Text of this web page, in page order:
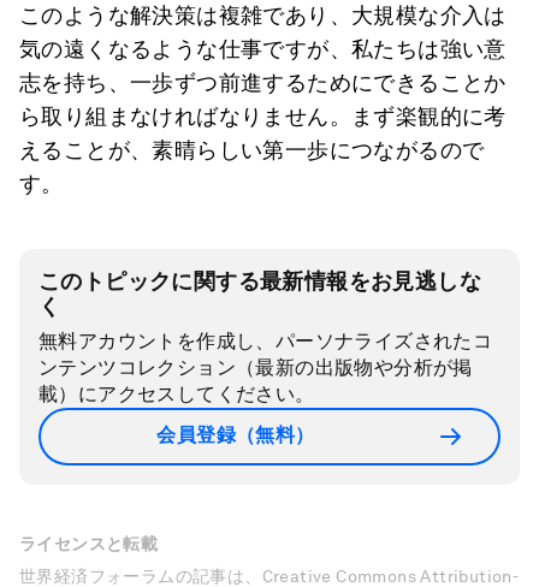
このような解決策は複雑であり、大規模な介入は
気の遠くなるような仕事ですが、私たちは強い意
志を持ち、一歩ずつ前進するためにできることか
ら取り組まなければなりません。まず楽観的に考
えることが、素晴らしい第一歩につながるので
す。
このトピックに関する最新情報をお見逃しな
く
無料アカウントを作成し、パーソナライズされたコ
ンテンツコレクション（最新の出版物や分析が掲
載）にアクセスしてください。
会員登録（無料）
ライセンスと転載
世界経済フォーラムの記事は、Creative Commons Attribution-